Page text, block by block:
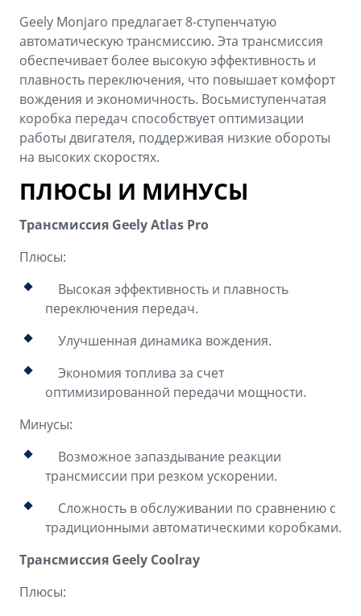
Geely Monjaro предлагает 8-ступенчатую
автоматическую трансмиссию. Эта трансмиссия
обеспечивает более высокую эффективность и
плавность переключения, что повышает комфорт
вождения и экономичность. Восьмиступенчатая
коробка передач способствует оптимизации
работы двигателя, поддерживая низкие обороты
на высоких скоростях.
ПЛЮСЫ И МИНУСЫ
Трансмиссия Geely Atlas Pro
Плюсы:
Высокая эффективность и плавность
переключения передач.
Улучшенная динамика вождения.
Экономия топлива за счет
оптимизированной передачи мощности.
Минусы:
Возможное запаздывание реакции
трансмиссии при резком ускорении.
Сложность в обслуживании по сравнению с
традиционными автоматическими коробками.
Трансмиссия Geely Coolray
Плюсы: